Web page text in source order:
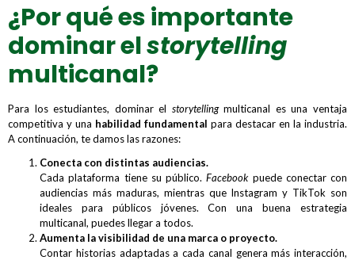
¿Por qué es importante
dominar elstorytelling
multicanal?
Para los estudiantes, dominar el storytellingmulticanal es una ventaja
competitiva y una habilidad fundamental para destacar en la industria.
A continuación, te damos las razones:
Conecta con distintas audiencias.
Cada plataforma tiene su público.Facebook puede conectar con
audiencias más maduras, mientras que Instagram y TikTok son
ideales para públicos jóvenes. Con una buena estrategia
multicanal, puedes llegar a todos.
Aumenta la visibilidad de una marca o proyecto.
Contar historias adaptadas a cada canal genera más interacción,